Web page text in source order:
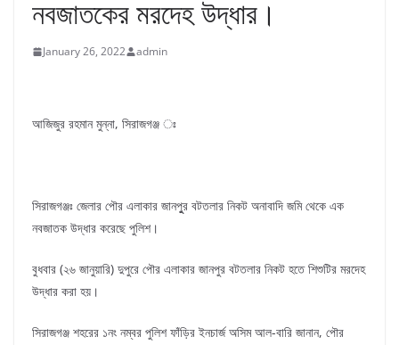
নবজাতকের মরদেহ উদ্ধার।
January 26, 2022 admin
আজিজুর রহমান মুন্না, সিরাজগঞ্জ ঃ
সিরাজগঞ্জঃ জেলার পৌর এলাকার জানপুুর বটতলার নিকট অনাবাদি জমি থেকে এক
নবজাতক উদ্ধার করেছে পুলিশ।
বুধবার (২৬ জানুয়ারি) দুপুরে পৌর এলাকার জানপুর বটতলার নিকট হতে শিশুটির মরদেহ
উদ্ধার করা হয়।
সিরাজগঞ্জ শহরের ১নং নম্বর পুলিশ ফাঁড়ির ইনচার্জ অসিম আল-বারি জানান, পৌর